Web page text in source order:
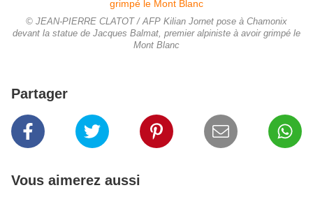
© JEAN-PIERRE CLATOT / AFP Kilian Jornet pose à Chamonix
devant la statue de Jacques Balmat, premier alpiniste à avoir grimpé le
Mont Blanc
Partager
Vous aimerez aussi